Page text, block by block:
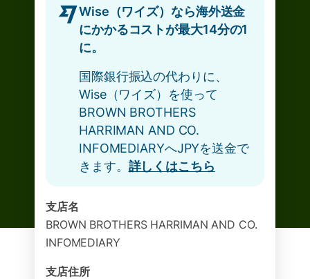
Wise（ワイズ）なら海外送金
にかかるコストが最大14分の1
に。
国際銀行振込の代わりに、
Wise（ワイズ）を使って
BROWN BROTHERS
HARRIMAN AND CO.
INFOMEDIARYへJPYを送金で
きます。 詳しくはこちら
支店名
BROWN BROTHERS HARRIMAN AND CO.
INFOMEDIARY
支店住所